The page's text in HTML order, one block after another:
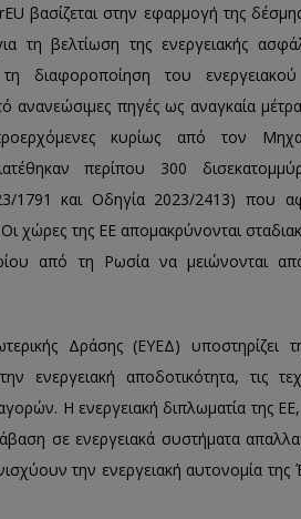
βασίζεται στην εφαρμογή της
τη βελτίωση της ενεργειακής
διαφοροποίηση του
ανανεώσιμες πηγές ως αναγκαία
προερχόμενες κυρίως από τον
περίπου 300
1791 και Οδηγία 2023/2413) που
χώρες της ΕΕ απομακρύνονται
από τη Ρωσία να μειώνονται
Δράσης (ΕΥΕΔ) υποστηρίζει
ενεργειακή αποδοτικότητα, τις
Η ενεργειακή διπλωματία της
σε ενεργειακά συστήματα
την ενεργειακή αυτονομία